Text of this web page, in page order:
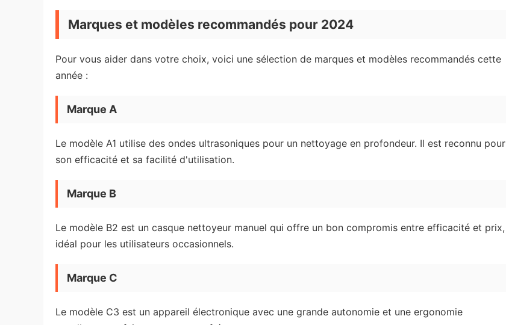
Marques et modèles recommandés pour 2024
Pour vous aider dans votre choix, voici une sélection de marques et modèles recommandés cette
année :
Marque A
Le modèle A1 utilise des ondes ultrasoniques pour un nettoyage en profondeur. Il est reconnu pour
son efficacité et sa facilité d'utilisation.
Marque B
Le modèle B2 est un casque nettoyeur manuel qui offre un bon compromis entre efficacité et prix,
idéal pour les utilisateurs occasionnels.
Marque C
Le modèle C3 est un appareil électronique avec une grande autonomie et une ergonomie